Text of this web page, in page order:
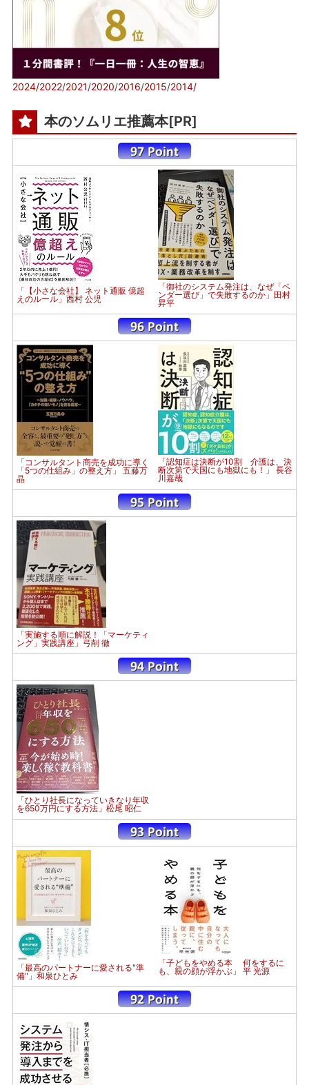
2024/2022/2021/2020/2016/2015/2014/
本のソムリエ推薦本[PR]
「【小さな会社】 ネット通販 億超
えのルール」西村 公児
「御社のシステム発注は、なぜ「ベ
ンダー選び」で失敗するのか」田村
昇平
「コンサルタント商売を成功に導く
「5つの仕組み」の整え方」 五藤万
晶
「認知症は決断が10割 介護は、決
断次第で天国にも地獄にも！」 長谷
川嘉哉
「実施する順に解説！「マーケティ
ング」実践講座」弓削 徹
「ひとり社長になっていきなり年収
を650万円にする方法」松尾 昭仁
「最高のパートナーに愛される"準
備"」和泉ひとみ
「子どもをやめる本 何をするに
も、親の顔が浮かぶ」 平 光源